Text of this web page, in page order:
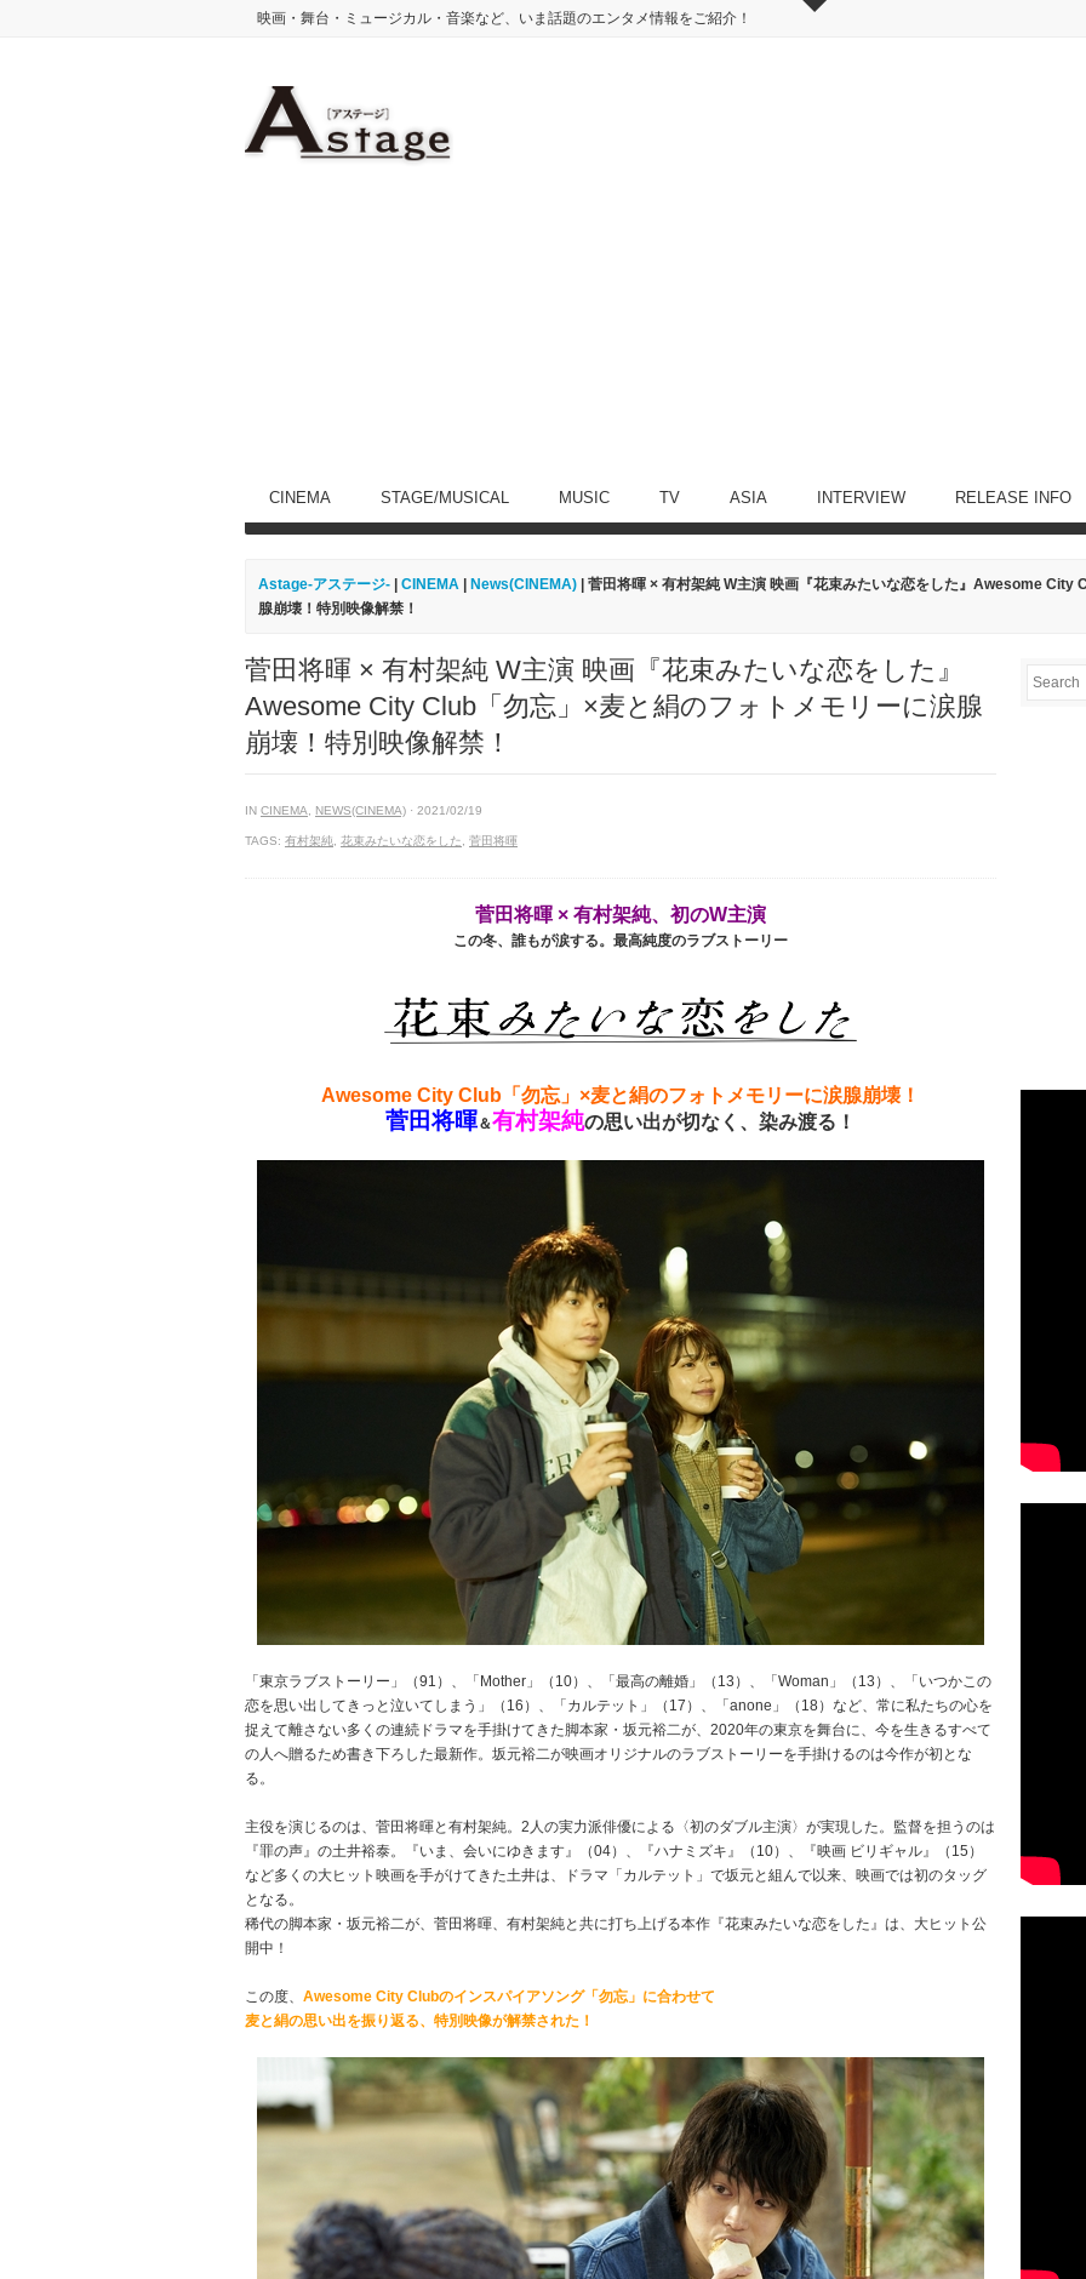
映画・舞台・ミュージカル・音楽など、いま話題のエンタメ情報をご紹介！
CINEMA STAGE/MUSICAL MUSIC TV ASIA INTERVIEW RELEASE INFO
Astage-アステージ- CINEMA News(CINEMA) | 菅田将暉 × 有村架純 W主演 映画『花束みたいな恋をした』Awesome City
腺崩壊！特別映像解禁！
菅田将暉 × 有村架純 W主演 映画『花束みたいな恋をした』
Awesome City Club「勿忘」×麦と絹のフォトメモリーに涙腺
崩壊！特別映像解禁！
IN CINEMA NEWS(CINEMA) · 2021/02/19
TAGS: 有村架純 花束みたいな恋をした 菅田将暉
菅田将暉 × 有村架純、初のW主演
この冬、誰もが涙する。最高純度のラブストーリー
Awesome City Club「勿忘」×麦と絹のフォトメモリーに涙腺崩壊！
菅田将暉＆有村架純の思い出が切なく、染み渡る！
「東京ラブストーリー」（91）、「Mother」（10）、「最高の離婚」（13）、「Woman」（13）、「いつかこの
恋を思い出してきっと泣いてしまう」（16）、「カルテット」（17）、「anone」（18）など、常に私たちの心を
捉えて離さない多くの連続ドラマを手掛けてきた脚本家・坂元裕二が、2020年の東京を舞台に、今を生きるすべて
の人へ贈るため書き下ろした最新作。坂元裕二が映画オリジナルのラブストーリーを手掛けるのは今作が初とな
る。
主役を演じるのは、菅田将暉と有村架純。2人の実力派俳優による〈初のダブル主演〉が実現した。監督を担うのは
『罪の声』の土井裕泰。『いま、会いにゆきます』（04）、『ハナミズキ』（10）、『映画 ビリギャル』（15）
など多くの大ヒット映画を手がけてきた土井は、ドラマ「カルテット」で坂元と組んで以来、映画では初のタッグ
となる。
稀代の脚本家・坂元裕二が、菅田将暉、有村架純と共に打ち上げる本作『花束みたいな恋をした』は、大ヒット公
開中！
この度、 Awesome City Clubのインスパイアソング「勿忘」に合わせて
麦と絹の思い出を振り返る、特別映像が解禁された！